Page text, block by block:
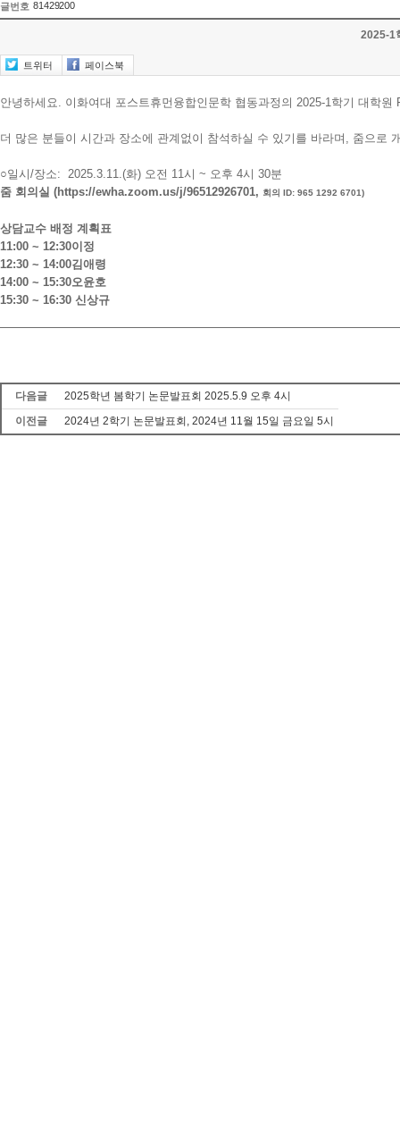
글번호 81429200
2025-1
트위터 페이스북
안녕하세요. 이화여대 포스트휴먼융합인문학 협동과정의 2025-1학기 대학
더 많은 분들이 시간과 장소에 관계없이 참석하실 수 있기를 바라며, 줌으로
○일시/장소: 2025.3.11.(화) 오전 11시 ~ 오후 4시 30분
줌 회의실 (https://ewha.zoom.us/j/96512926701, 회의 ID: 965 1292 6701)
상담교수 배정 계획표
11:00 ~ 12:30이정
12:30 ~ 14:00김애령
14:00 ~ 15:30오윤호
15:30 ~ 16:30 신상규
다음글
2025학년 봄학기 논문발표회 2025.5.9 오후 4시
이전글
2024년 2학기 논문발표회, 2024년 11월 15일 금요일 5시